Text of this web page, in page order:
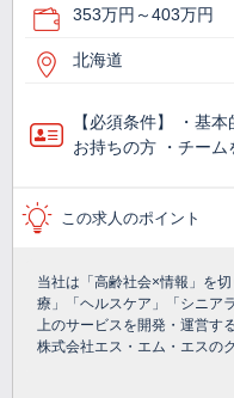
353万円～403万円
北海道
【必須条件】 ・基
お持ちの方 ・チー
この求人のポイント
当社は「高齢社会×情報」を
療」「ヘルスケア」「シニア
上のサービスを開発・運営す
株式会社エス・エム・エスの